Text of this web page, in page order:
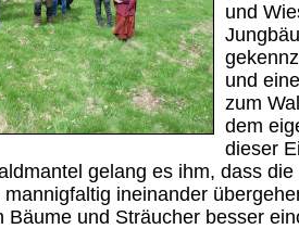
und
und
zum
dem
dieser
gelang es ihm, dass
ineinander
Bäume und Sträucher besser